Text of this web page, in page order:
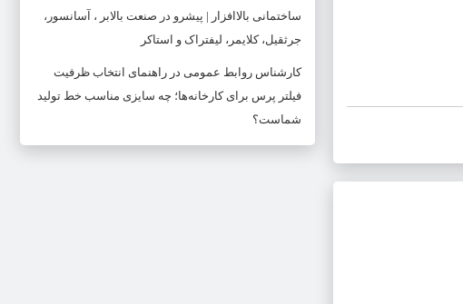
ساختمانی بالاافزار | پیشرو در صنعت بالابر ، آسانسور،
جرثقیل، کلایمر، لیفتراک و استاکر
کارشناس روابط عمومی در راهنمای انتخاب ظرفیت
فیلتر پرس برای کارخانه‌ها؛ چه سایزی مناسب خط تولید
شماست؟